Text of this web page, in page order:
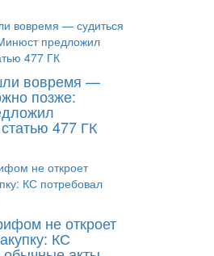
вовремя —
позже:
477 ГК
не откроет
КС